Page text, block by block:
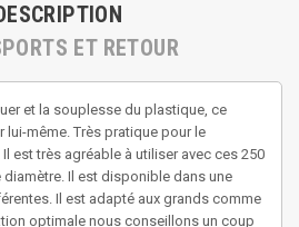
ET RETOUR
et la souplesse du plastique, ce
lui-même. Très pratique pour le
est très agréable à utiliser avec ces 250
Il est disponible dans une
Il est adapté aux grands comme
optimale nous conseillons un coup